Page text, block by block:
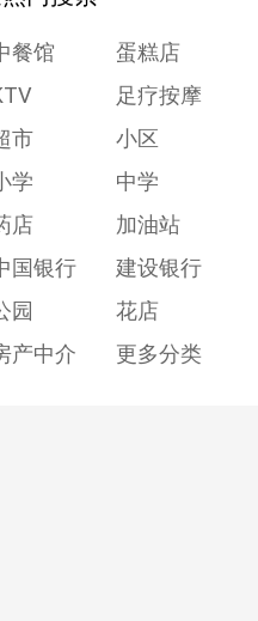
餐馆
蛋糕店
足疗按摩
市
小区
学
中学
店
加油站
国银行
建设银行
园
花店
产中介 更多分类